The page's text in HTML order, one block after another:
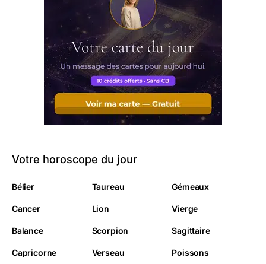
Votre horoscope du jour
Bélier Taureau Gémeaux
Cancer Lion Vierge
Balance Scorpion Sagittaire
Capricorne Verseau Poissons